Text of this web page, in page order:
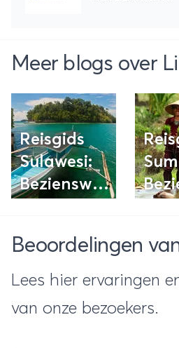
Meer blogs over
Reisgids
Sulawesi:
Beoordelingen
Lees hier ervaringen
van onze bezoekers.